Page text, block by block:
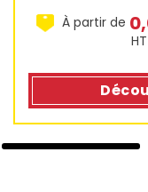
À partir de
HT